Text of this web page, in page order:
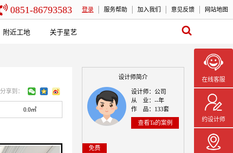
0851-86793583 登录 服务帮助 加入我们 意见反馈 网站地图
附近工地 关于星艺
在线客服
约设计师
分享到：
0.0㎡
设计师简介
设计师：公司
从 业：--年
作 品：133套
查看Ta的案例
免费